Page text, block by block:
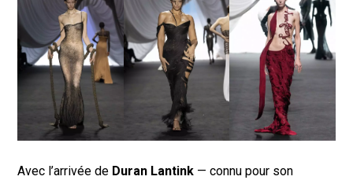
Avec l’arrivée de Duran Lantink — connu pour son